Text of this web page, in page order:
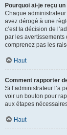
Pourquoi ai-je reçu
Chaque
avez dérogé à une
c’est la décision de
par les avertissements
comprenez pas les
Haut
Comment rapporter
Si l’administrateur l’a
voir un bouton pour
aux étapes
Haut